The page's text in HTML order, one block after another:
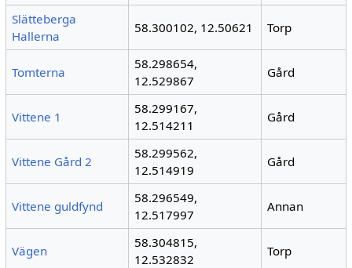
Slätteberga
Hallerna
58.300102, 12.50621 Torp
Tomterna
58.298654,
12.529867
Gård
Vittene 1
58.299167,
12.514211
Gård
Vittene Gård 2
58.299562,
12.514919
Gård
Vittene guldfynd
58.296549,
12.517997
Annan
Vägen
58.304815,
12.532832
Torp